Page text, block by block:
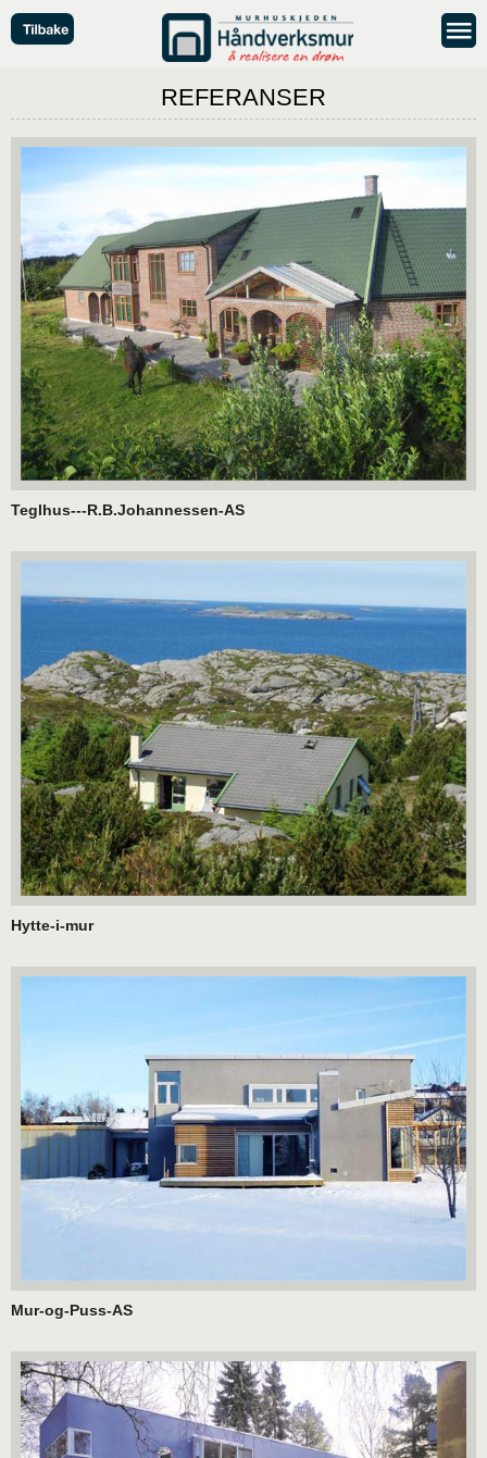
REFERANSER
Teglhus---R.B.Johannessen-AS
Hytte-i-mur
Mur-og-Puss-AS